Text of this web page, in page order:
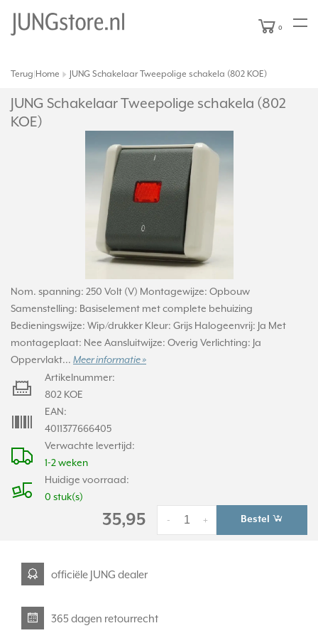
0
Terug Home JUNG Schakelaar Tweepolige schakela (802 KOE)
JUNG Schakelaar Tweepolige schakela (802
KOE)
Nom. spanning: 250 Volt (V) Montagewijze: Opbouw
Samenstelling: Basiselement met complete behuizing
Bedieningswijze: Wip/drukker Kleur: Grijs Halogeenvrij: Ja Met
montageplaat: Nee Aansluitwijze: Overig Verlichting: Ja
Oppervlakt... Meer informatie »
Verwachte levertijd:
1-2 weken
Huidige voorraad:
0 stuk(s)
Artikelnummer:
802 KOE
EAN:
4011377666405
35,95 +
- Bestel
officiële JUNG dealer
365 dagen retourrecht